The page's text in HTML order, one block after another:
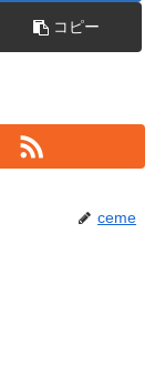
コピー
ceme